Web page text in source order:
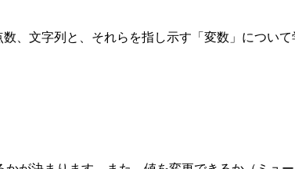
、文字列と、それらを指し示す「変数」について